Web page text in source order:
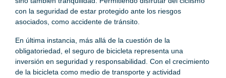
con la seguridad de estar protegido ante los riesgos
asociados, como accidente de tránsito.
En última instancia, más allá de la cuestión de la
obligatoriedad, el seguro de bicicleta representa una
inversión en seguridad y responsabilidad. Con el crecimiento
de la bicicleta como medio de transporte y actividad